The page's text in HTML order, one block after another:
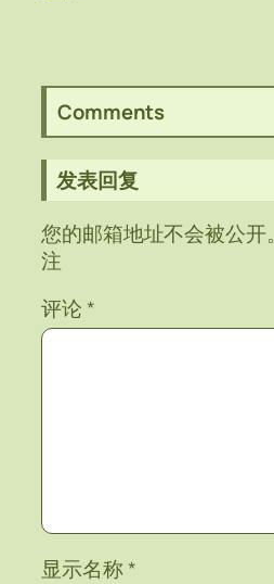
Comments
发表回复
您的邮箱地址不会被公开。
注
评论*
显示名称*